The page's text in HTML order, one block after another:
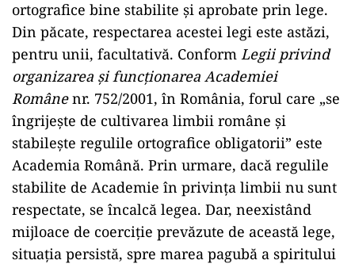
ortografice bine stabilite și aprobate prin lege.
Din păcate, respectarea acestei legi este astăzi,
pentru unii, facultativă. Conform Legii privind
organizarea și funcționarea Academiei
Românenr. 752/2001, în România, forul care „se
îngrijește de cultivarea limbii române și
stabilește regulile ortografice obligatorii” este
Academia Română. Prin urmare, dacă regulile
stabilite de Academie în privința limbii nu sunt
respectate, se încalcă legea. Dar, neexistând
mijloace de coerciție prevăzute de această lege,
situația persistă, spre marea pagubă a spiritului